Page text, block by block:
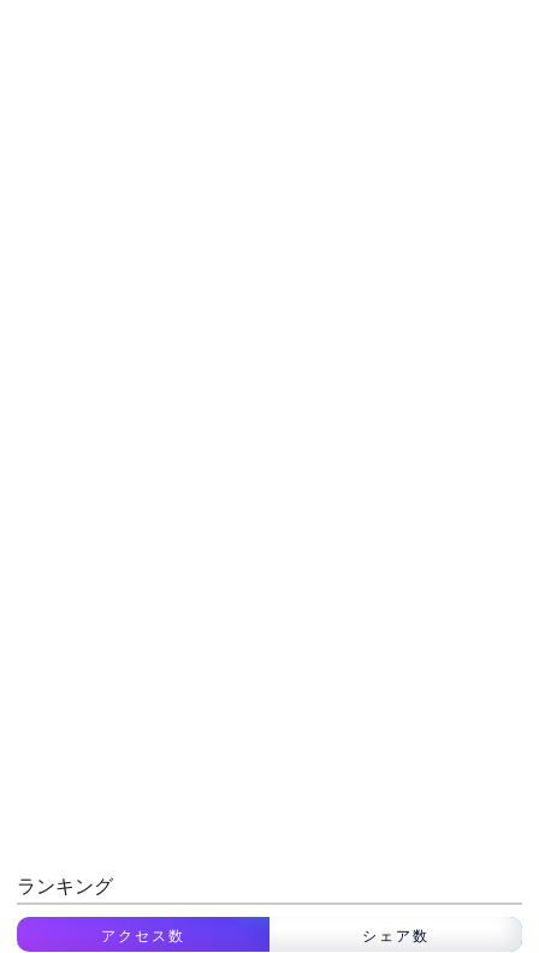
ランキング
アクセス数 シェア数